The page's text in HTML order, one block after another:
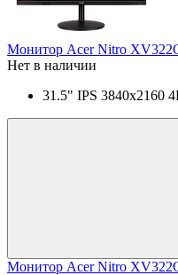
Монитор Acer Nitro
Нет в наличии
31.5" IPS 3840x2160
Монитор Acer Nitro